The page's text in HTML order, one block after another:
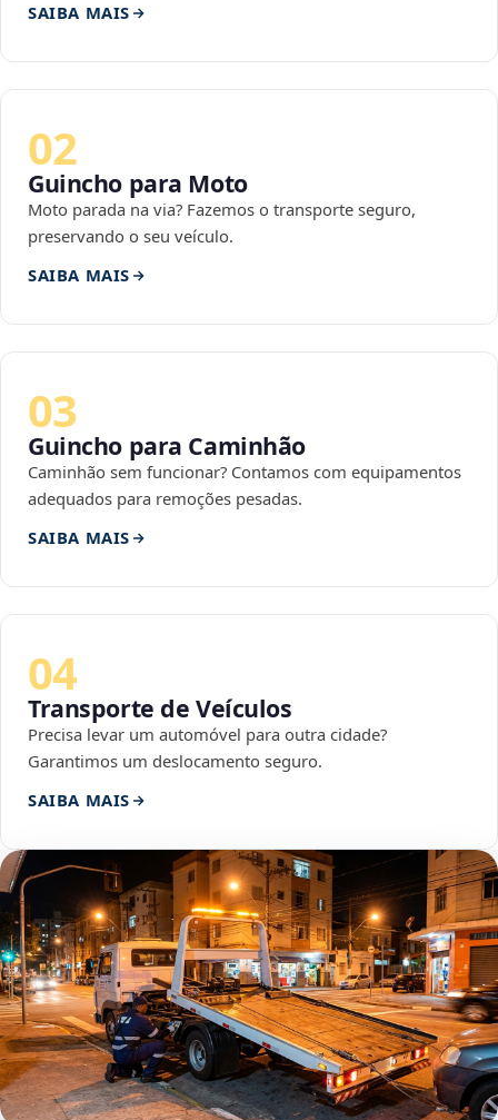
SAIBA MAIS
02
Guincho para Moto
Moto parada na via? Fazemos o transporte seguro,
preservando o seu veículo.
SAIBA MAIS
03
Guincho para Caminhão
Caminhão sem funcionar? Contamos com equipamentos
adequados para remoções pesadas.
SAIBA MAIS
04
Transporte de Veículos
Precisa levar um automóvel para outra cidade?
Garantimos um deslocamento seguro.
SAIBA MAIS